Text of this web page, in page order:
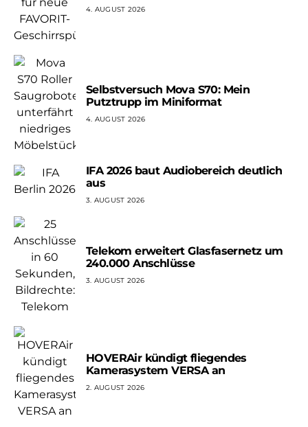
4. AUGUST 2026
Selbstversuch Mova S70: Mein
Putztrupp im Miniformat
4. AUGUST 2026
IFA 2026 baut Audiobereich deutlich
aus
3. AUGUST 2026
Telekom erweitert Glasfasernetz um
240.000 Anschlüsse
3. AUGUST 2026
HOVERAir kündigt fliegendes
Kamerasystem VERSA an
2. AUGUST 2026